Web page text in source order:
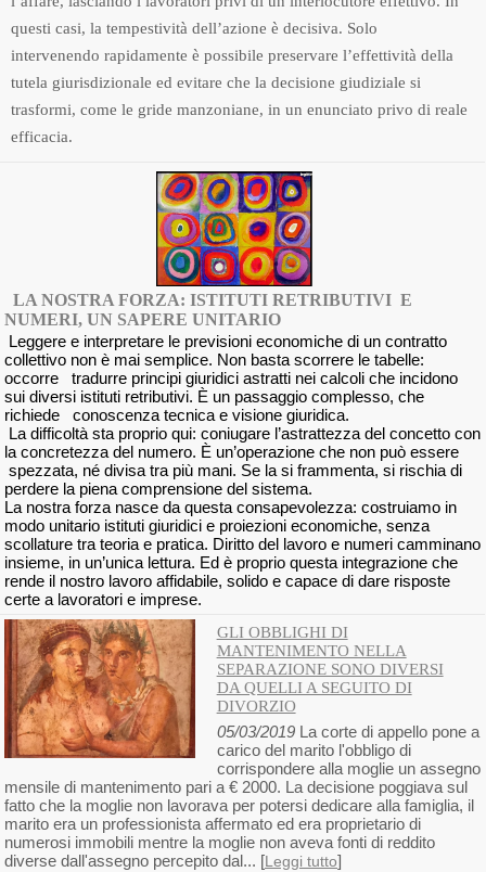
questi casi, la tempestività dell’azione è decisiva. Solo
intervenendo rapidamente è possibile preservare l’effettività della
tutela giurisdizionale ed evitare che la decisione giudiziale si
trasformi, come le gride manzoniane, in un enunciato privo di reale
efficacia.
LA NOSTRA FORZA: ISTITUTI RETRIBUTIVI E
NUMERI, UN SAPERE UNITARIO
Leggere e interpretare le previsioni economiche di un contratto
collettivo non è mai semplice. Non basta scorrere le tabelle:
occorre tradurre principi giuridici astratti nei calcoli che incidono
sui diversi istituti retributivi. È un passaggio complesso, che
richiede conoscenza tecnica e visione giuridica.
La difficoltà sta proprio qui: coniugare l’astrattezza del concetto con
la concretezza del numero. È un’operazione che non può essere
spezzata, né divisa tra più mani. Se la si frammenta, si rischia di
perdere la piena comprensione del sistema.
La nostra forza nasce da questa consapevolezza: costruiamo in
modo unitario istituti giuridici e proiezioni economiche, senza
scollature tra teoria e pratica. Diritto del lavoro e numeri camminano
insieme, in un’unica lettura. Ed è proprio questa integrazione che
rende il nostro lavoro affidabile, solido e capace di dare risposte
certe a lavoratori e imprese.
GLI OBBLIGHI DI
MANTENIMENTO NELLA
SEPARAZIONE SONO DIVERSI
DA QUELLI A SEGUITO DI
DIVORZIO
05/03/2019La corte di appello pone a
carico del marito l'obbligo di
corrispondere alla moglie un assegno
mensile di mantenimento pari a € 2000. La decisione poggiava sul
fatto che la moglie non lavorava per potersi dedicare alla famiglia, il
marito era un professionista affermato ed era proprietario di
numerosi immobili mentre la moglie non aveva fonti di reddito
diverse dall'assegno percepito dal... [Leggi tutto]